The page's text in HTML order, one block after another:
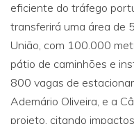
eficiente do tráfego
transferirá uma área de
União, com 100.000
pátio de caminhões e
800 vagas de
Ademário Oliveira, e a
projeto, citando